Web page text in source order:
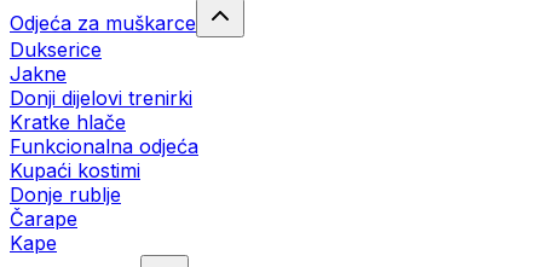
Odjeća za muškarce
Dukserice
Jakne
Donji dijelovi trenirki
Kratke hlače
Funkcionalna odjeća
Kupaći kostimi
Donje rublje
Čarape
Kape